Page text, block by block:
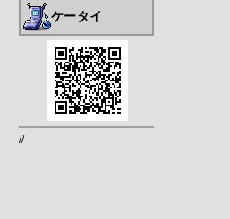
ケータイ
//